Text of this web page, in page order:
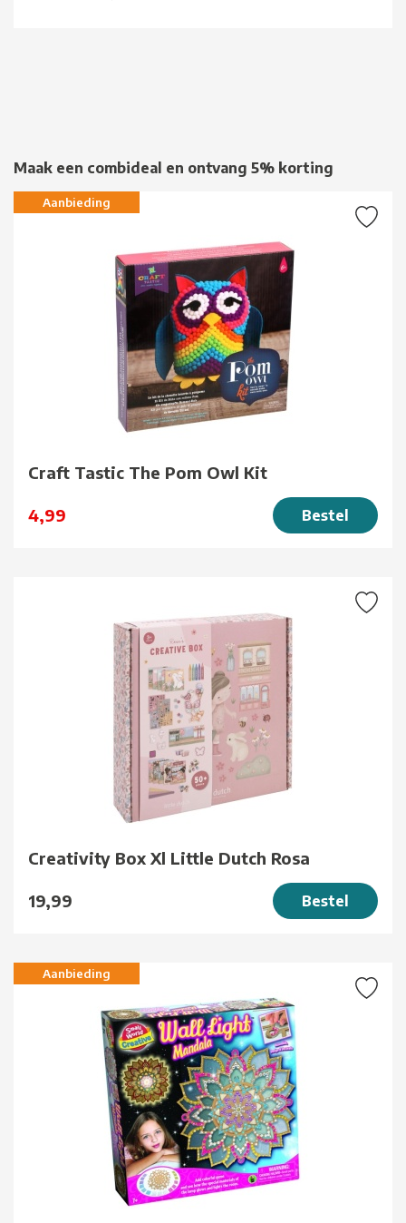
Maak een combideal en ontvang 5% korting
Aanbieding
Craft Tastic The Pom Owl Kit
4,99 Bestel
Creativity Box Xl Little Dutch Rosa
19,99 Bestel
Aanbieding